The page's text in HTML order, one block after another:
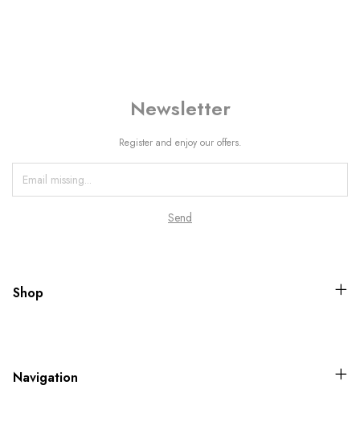
Newsletter
Register and enjoy our offers.
Shop
Navigation